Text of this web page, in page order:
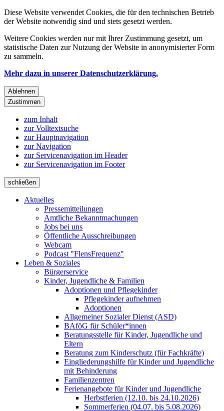
Diese Website verwendet Cookies, die für den technischen Betrieb
der Website notwendig sind und stets gesetzt werden.
Weitere Cookies werden nur mit Ihrer Zustimmung gesetzt, um
statistische Daten zur Nutzung der Website in anonymisierter Form
zu sammeln.
Mehr dazu in unserer Datenschutzerklärung.
Ablehnen
Zustimmen
zum Inhalt
zur Volltextsuche
zur Hauptnavigation
zur Navigation
zur Servicenavigation im Header
zur Servicenavigation im Footer
schließen
Aktuelles
Pressemitteilungen
Amtliche Bekanntmachungen
Jobs bei uns
Öffentliche Ausschreibungen
Webcam
Podcast "FlensFrequenz"
Leben & Soziales
Bürgerservice
Kinder, Jugendliche & Familien
Adoptionen und Pflegekinder
Pflegekinder aufnehmen
Adoptionen
Allgemeiner Sozialer Dienst (ASD)
BAföG für Schüler*innen
Beratungsstelle für Kinder, Jugendliche und
Eltern
Beratung zum Kinderschutz (für Fachkräfte)
Eingliederungshilfe für Kinder und Jugendliche
mit Behinderung
Familienzentren
Ferienangebote für Kinder und Jugendliche
Herbstferien (12.10. bis 24.10.2026)
Sommerferien (04.07. bis 5.08.2026)